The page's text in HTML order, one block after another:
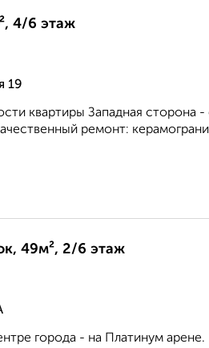
4/6 этаж
19
квартиры Западная сторона
ремонт:
49м², 2/6 этаж
города - на Платинум